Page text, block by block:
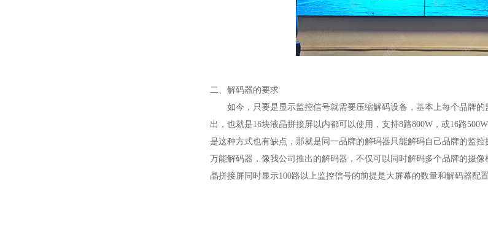
二、解码器的要求
如今，只要是显示监控信号就需要压缩解码设备，基本上每个品牌
出，也就是16块液晶拼接屏以内都可以使用，支持8路800W，或16路
是这种方式也有缺点，那就是同一品牌的解码器只能解码自己品牌的监
万能解码器，像我公司推出的解码器，不仅可以同时解码多个品牌的摄
晶拼接屏同时显示100路以上监控信号的前提是大屏幕的数量和解码器配